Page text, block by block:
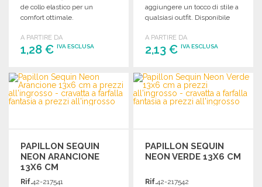
de collo elastico per un
comfort ottimale.
A PARTIRE DA
1,28 € IVA ESCLUSA
ORDINARE
Richiedi un preventivo
aggiungere un tocco di stile a
qualsiasi outfit. Disponibile
A PARTIRE DA
2,13 €IVA ESCLUSA
ORDINARE
Richiedi un preventivo
PAPILLON SEQUIN
NEON ARANCIONE
13X6 CM
Rif.42-217541
PAPILLON SEQUIN
NEON VERDE 13X6 CM
Rif.42-217542